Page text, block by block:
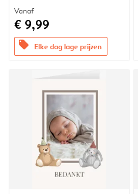
Vanaf
€ 9,99
offers Elke dag lage prijzen